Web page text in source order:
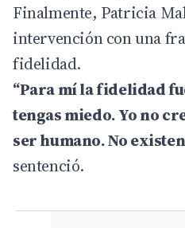
Finalmente, Patricia
intervención con una
fidelidad.
“Para mí la fidelidad
tengas miedo. Yo no
ser humano. No
sentenció.